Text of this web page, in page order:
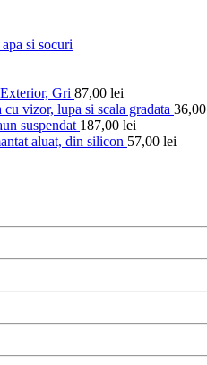
si socuri
Gri 87,00 lei
vizor, lupa si scala gradata 36,00
suspendat 187,00 lei
aluat, din silicon 57,00 lei